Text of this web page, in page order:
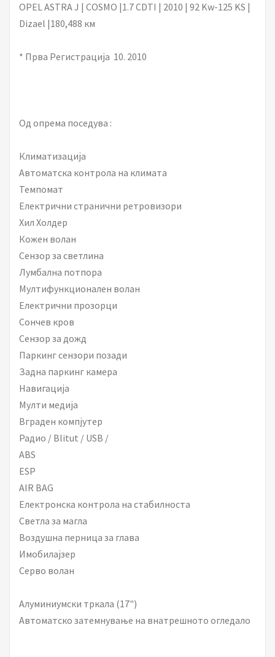
OPEL ASTRA J | COSMO |1.7 CDTI | 2010 | 92 Kw-125 KS |
Dizael |180,488 км
* Прва Регистрација 10. 2010
Од опрема поседува :
Климатизација
Автоматска контрола на климата
Темпомат
Електрични странични ретровизори
Хил Холдер
Кожен волан
Сензор за светлина
Лумбална потпора
Мултифункционален волан
Електрични прозорци
Сончев кров
Сензор за дожд
Паркинг сензори позади
Задна паркинг камера
Навигација
Мулти медија
Вграден компјутер
Радио / Blitut / USB /
ABS
ESP
AIR BAG
Електронска контрола на стабилноста
Светла за магла
Воздушна перница за глава
Имобилајзер
Серво волан
Алуминиумски тркала (17")
Автоматско затемнување на внатрешното огледало